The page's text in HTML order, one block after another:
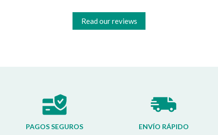
Read our reviews
PAGOS SEGUROS
ENVÍO RÁPIDO